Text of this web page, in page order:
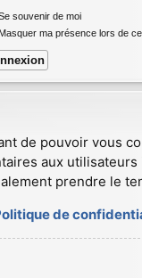
souvenir de moi
Masquer ma présence lors de
de pouvoir vous
aux
prendre le
de